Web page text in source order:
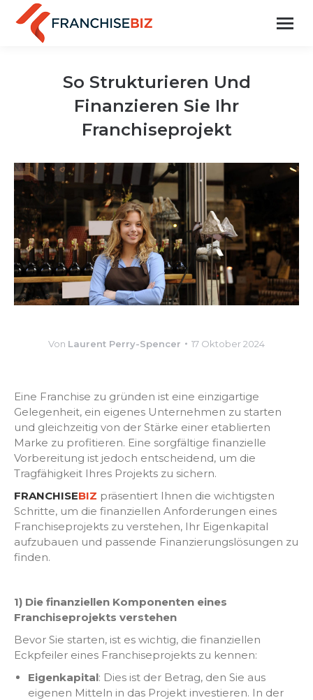
So Strukturieren Und
Finanzieren Sie Ihr
Franchiseprojekt
Von Laurent Perry-Spencer 17 Oktober 2024
Eine Franchise zu gründen ist eine einzigartige
Gelegenheit, ein eigenes Unternehmen zu starten
und gleichzeitig von der Stärke einer etablierten
Marke zu profitieren. Eine sorgfältige finanzielle
Vorbereitung ist jedoch entscheidend, um die
Tragfähigkeit Ihres Projekts zu sichern.
FRANCHISEBIZ präsentiert Ihnen die wichtigsten
Schritte, um die finanziellen Anforderungen eines
Franchiseprojekts zu verstehen, Ihr Eigenkapital
aufzubauen und passende Finanzierungslösungen zu
finden.
1) Die finanziellen Komponenten eines
Franchiseprojekts verstehen
Bevor Sie starten, ist es wichtig, die finanziellen
Eckpfeiler eines Franchiseprojekts zu kennen:
Eigenkapital: Dies ist der Betrag, den Sie aus
eigenen Mitteln in das Projekt investieren. In der